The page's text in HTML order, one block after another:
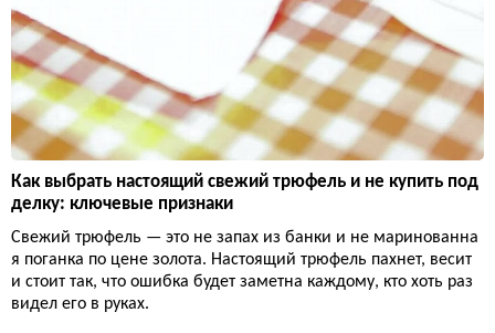
Как выбрать настоящий свежий трюфель и не купить под
делку: ключевые признаки
Свежий трюфель — это не запах из банки и не маринованна
я поганка по цене золота. Настоящий трюфель пахнет, весит
и стоит так, что ошибка будет заметна каждому, кто хоть раз
видел его в руках.